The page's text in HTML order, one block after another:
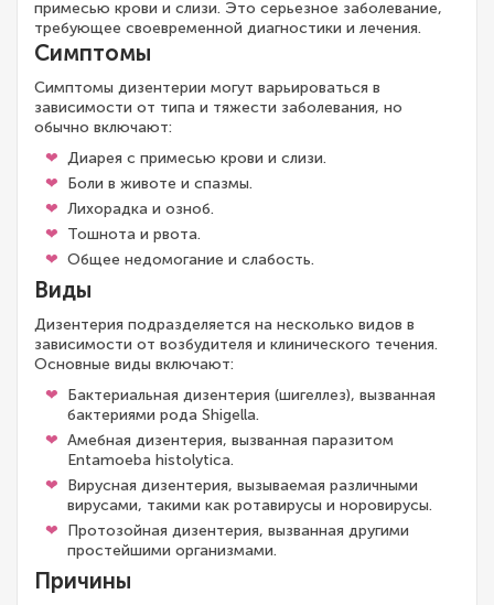
примесью крови и слизи. Это серьезное заболевание,
требующее своевременной диагностики и лечения.
Симптомы
Симптомы дизентерии могут варьироваться в
зависимости от типа и тяжести заболевания, но
обычно включают:
Диарея с примесью крови и слизи.
Боли в животе и спазмы.
Лихорадка и озноб.
Тошнота и рвота.
Общее недомогание и слабость.
Виды
Дизентерия подразделяется на несколько видов в
зависимости от возбудителя и клинического течения.
Основные виды включают:
Бактериальная дизентерия (шигеллез), вызванная
бактериями рода Shigella.
Амебная дизентерия, вызванная паразитом
Entamoeba histolytica.
Вирусная дизентерия, вызываемая различными
вирусами, такими как ротавирусы и норовирусы.
Протозойная дизентерия, вызванная другими
простейшими организмами.
Причины